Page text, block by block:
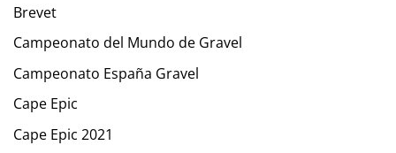
Brevet
Campeonato del Mundo de Gravel
Campeonato España Gravel
Cape Epic
Cape Epic 2021